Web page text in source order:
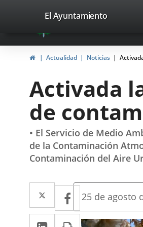
Portal
Web
del
Valladolid
valladolid.es
El Ayuntamiento
InicioActualidad Noticias
Activada
de
• El Servicio de Medio
de la Contaminación
Contaminación del Aire
Twitter
Enlace
a
Facebook
Enlace
a
LinkedIn
EnlaceImprimir
Fecha
la
noticia
25 de agosto